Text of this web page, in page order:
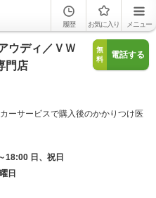
履歴 お気に入り メニュー
ウディ／ＶＷ
門店
無
料
電話する
ーサービスで購入後のかかりつけ医
18:00 日、祝日
日